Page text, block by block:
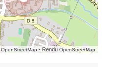
OpenStreetMap - Rendu OpenStreetMap